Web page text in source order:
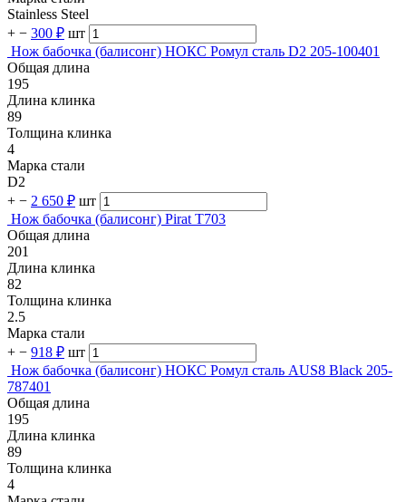
Stainless Steel
+ − 300 ₽ шт
Нож бабочка (балисонг) НОКС Ромул сталь D2 205-100401
Общая длина
195
Длина клинка
89
Толщина клинка
4
Марка стали
D2
+ − 2 650 ₽ шт
Нож бабочка (балисонг) Pirat T703
Общая длина
201
Длина клинка
82
Толщина клинка
2.5
Марка стали
+ − 918 ₽ шт
Нож бабочка (балисонг) НОКС Ромул сталь AUS8 Black 205-
787401
Общая длина
195
Длина клинка
89
Толщина клинка
4